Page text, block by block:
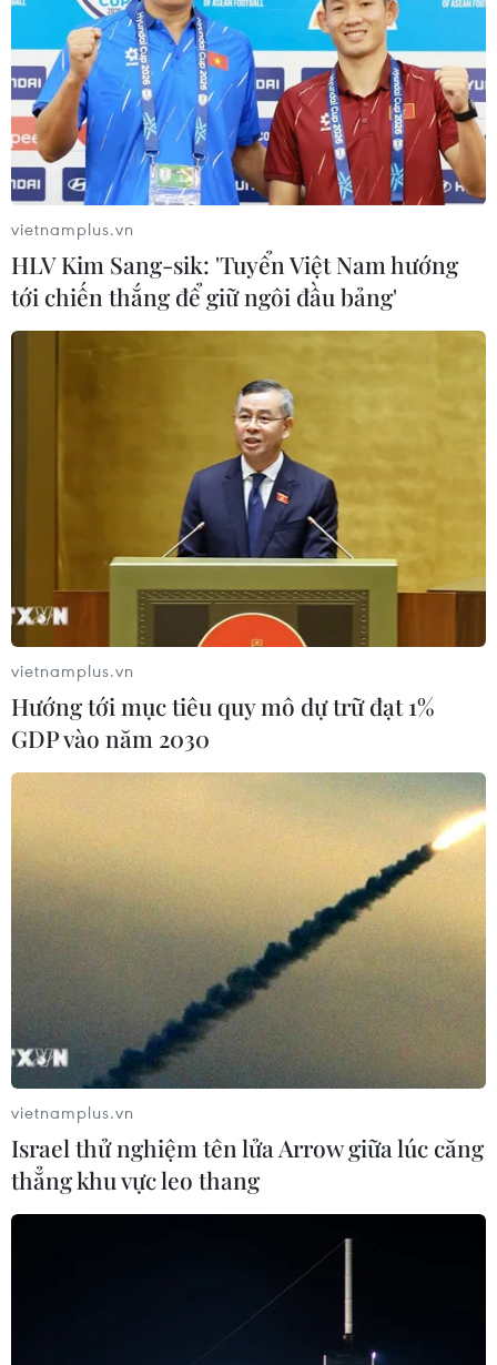
vietnamplus.vn
HLV Kim Sang-sik: 'Tuyển Việt Nam hướng
tới chiến thắng để giữ ngôi đầu bảng'
vietnamplus.vn
Hướng tới mục tiêu quy mô dự trữ đạt 1%
GDP vào năm 2030
vietnamplus.vn
Israel thử nghiệm tên lửa Arrow giữa lúc căng
thẳng khu vực leo thang